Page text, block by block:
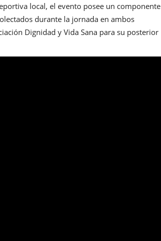
local, el evento posee un componente
durante la jornada en ambos
Dignidad y Vida Sana para su posterior